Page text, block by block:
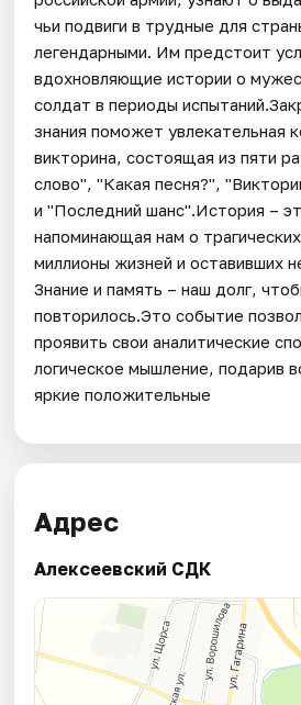
чьи подвиги в трудные для
легендарными. Им предстоит
вдохновляющие истории о
солдат в периоды
знания поможет увлекательная
викторина, состоящая из пяти
слово", "Какая песня?",
и "Последний шанс".История –
напоминающая нам о
миллионы жизней и оставивших
Знание и память – наш долг,
повторилось.Это событие
проявить свои аналитические
логическое мышление, подарив
яркие положительные
Адрес
Алексеевский СДК